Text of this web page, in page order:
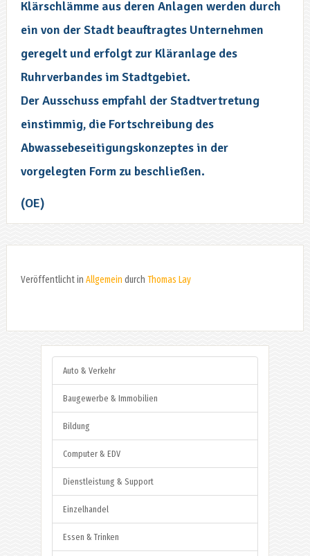
Klärschlämme aus deren Anlagen werden durch
ein von der Stadt beauftragtes Unternehmen
geregelt und erfolgt zur Kläranlage des
Ruhrverbandes im Stadtgebiet.
Der Ausschuss empfahl der Stadtvertretung
einstimmig, die Fortschreibung des
Abwassebeseitigungskonzeptes in der
vorgelegten Form zu beschließen.
(OE)
Veröffentlicht in Allgemein durch Thomas Lay
Auto & Verkehr
Baugewerbe & Immobilien
Bildung
Computer & EDV
Dienstleistung & Support
Einzelhandel
Essen & Trinken